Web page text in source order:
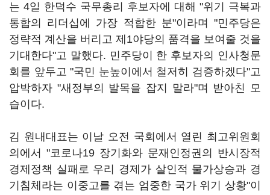
는 4일 한덕수 국무총리 후보자에 대해 "위기 극복과
통합의 리더십에 가장 적합한 분"이라며 "민주당은
정략적 계산을 버리고 제1야당의 품격을 보여줄 것을
기대한다"고 말했다. 민주당이 한 후보자의 인사청문
회를 앞두고 "국민 눈높이에서 철저히 검증하겠다"고
압박하자 "새정부의 발목을 잡지 말라"며 받아친 모
습이다.
김 원내대표는 이날 오전 국회에서 열린 최고위원회
의에서 "코로나19 장기화와 문재인정권의 반시장적
경제정책 실패로 우리 경제가 살인적 물가상승과 경
기침체라는 이중고를 겪는 엄중한 국가 위기 상황"이